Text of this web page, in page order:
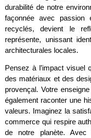
durabilité de notre
façonnée avec
recyclés, devient le
représente, unissant
architecturales locales.
Pensez à l’impact visuel
des matériaux et des
provençal. Votre
également raconter une
valeurs. Imaginez la
commerce qui respire
de notre planète. Avec